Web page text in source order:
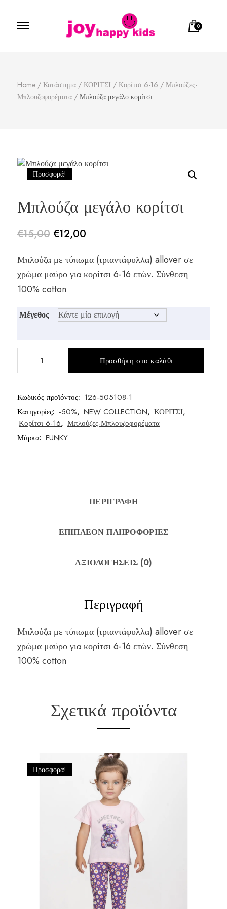
0
Home / Κατάστημα / ΚΟΡΙΤΣΙ / Κορίτσι 6-16 / Μπλούζες-
Μπλουζοφορέματα / Μπλούζα μεγάλο κορίτσι
Προσφορά!
Μπλούζα μεγάλο κορίτσι
€15,00
price
was:
€12,00
τρέχουσα
τιμή
€12,00.
Μπλούζα με τύπωμα (τριαντάφυλλα) allover σε
χρώμα μαύρο για κορίτσι 6-16 ετών. Σύνθεση
100% cotton
Μέγεθος
Προσθήκη στο καλάθι
Κωδικός προϊόντος: 126-505108-1
Κατηγορίες: -50%, NEW COLLECTION, ΚΟΡΙΤΣΙ,
Κορίτσι 6-16, Μπλούζες-Μπλουζοφορέματα
Μάρκα: FUNKY
ΠΕΡΙΓΡΑΦΉ
ΕΠΙΠΛΈΟΝ ΠΛΗΡΟΦΟΡΊΕΣ
ΑΞΙΟΛΟΓΉΣΕΙΣ (0)
Περιγραφή
Μπλούζα με τύπωμα (τριαντάφυλλα) allover σε
χρώμα μαύρο για κορίτσι 6-16 ετών. Σύνθεση
100% cotton
Σχετικά προϊόντα
Προσφορά!